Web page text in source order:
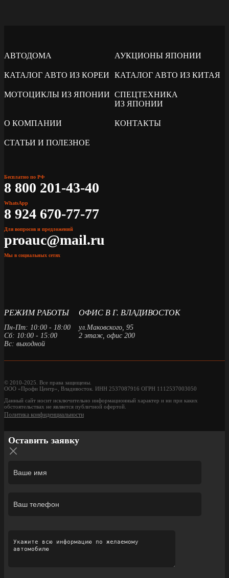
АВТОДОМА АУКЦИОНЫ ЯПОНИИ
КАТАЛОГ АВТО ИЗ КОРЕИ КАТАЛОГ АВТО ИЗ КИТАЯ
МОТОЦИКЛЫ ИЗ ЯПОНИИ СПЕЦТЕХНИКА
ИЗ ЯПОНИИ
О КОМПАНИИ КОНТАКТЫ
СТАТЬИ И ПОЛЕЗНОЕ
Бесплатно по РФ
8 800 201-43-40
WhatsApp
8 924 670-77-77
Для вопросов и предложений
proauc@mail.ru
Мы в социальных сетях
РЕЖИМ РАБОТЫ
Пн-Пт: 10:00 - 18:00
Сб: 10:00 - 15:00
Вс: выходной
ОФИС В Г. ВЛАДИВОСТОК
ул.Маковского, 95
2 этаж, офис 200
© 2010-2025. Все права защищены.
ООО «Профи Центр», Владивосток. ИНН 2537087916 ОГРН 1112537003050
Данный сайт носит исключительно информационный характер и ни при каких
обстоятельствах не является публичной офертой.
Политика конфиденциальности
Оставить заявку